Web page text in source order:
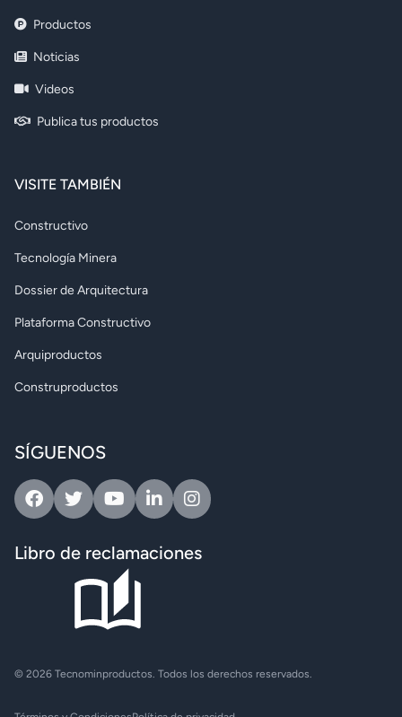
Productos
Noticias
Videos
Publica tus productos
VISITE TAMBIÉN
Constructivo
Tecnología Minera
Dossier de Arquitectura
Plataforma Constructivo
Arquiproductos
Construproductos
SÍGUENOS
FacebookTwitterYoutubeLinkedinInstagram
Libro de reclamaciones
© 2026 Tecnominproductos. Todos los derechos reservados.